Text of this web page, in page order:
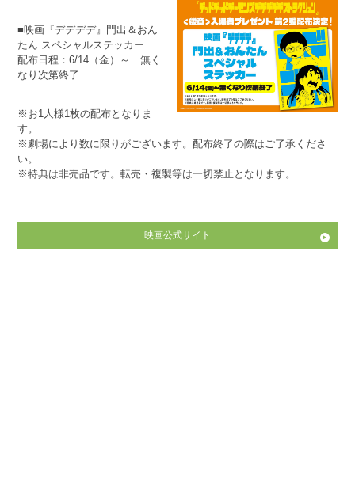
■映画『デデデデ』門出＆おん
たん スペシャルステッカー
配布日程：6/14（金）～ 無く
なり次第終了
※お1人様1枚の配布となりま
す。
※劇場により数に限りがございます。配布終了の際はご了承くださ
い。
※特典は非売品です。転売・複製等は一切禁止となります。
映画公式サイト